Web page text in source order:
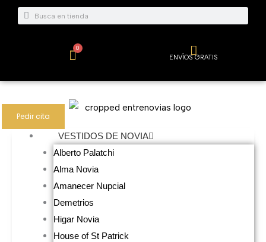
Buscar
Buscar
0
Carrito ENVÍOS GRATIS
VESTIDOS DE NOVIA
Alberto Palatchi
Alma Novia
Amanecer Nupcial
Demetrios
Higar Novia
House of St Patrick
Pedir cita